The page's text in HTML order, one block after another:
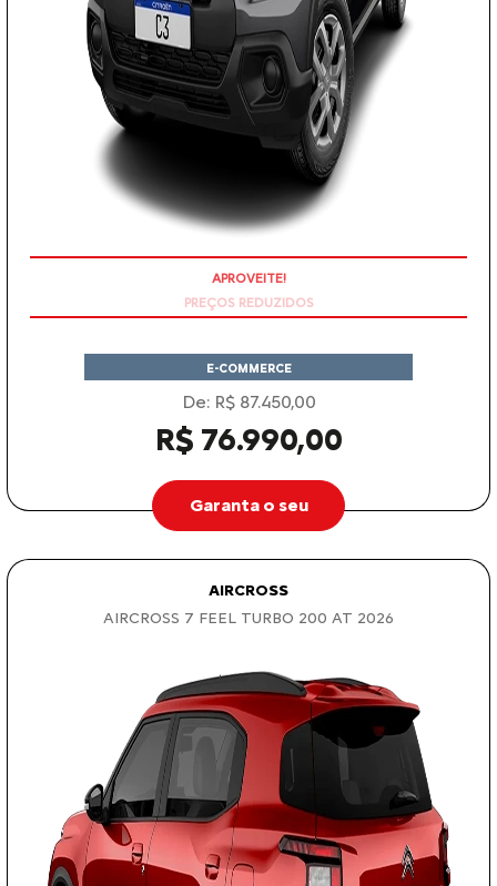
E-COMMERCE
De: R$ 87.450,00
R$ 76.990,00
Garanta o seu
AIRCROSS
AIRCROSS 7 FEEL TURBO 200 AT 2026